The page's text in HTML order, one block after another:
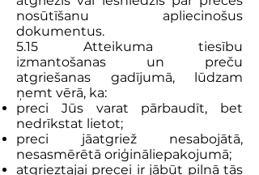
nosūtīšanu apliecinošus
dokumentus.
5.15 Atteikuma tiesību
izmantošanas un preču
atgriešanas gadījumā, lūdzam
ņemt vērā, ka:
preci Jūs varat pārbaudīt, bet
nedrīkstat lietot;
preci jāatgriež nesabojātā,
nesasmērētā oriģināliepakojumā;
atgrieztajai precei ir jābūt pilnā tās